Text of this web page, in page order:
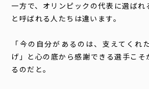
一方で、オリンピックの代表に選ばれ
と呼ばれる人たちは違います。
「今の自分があるのは、支えてくれ
げ」と心の底から感謝できる選手こそ
るのだと。